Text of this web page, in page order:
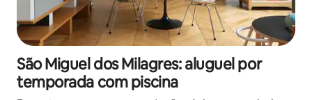
São Miguel dos Milagres: aluguel por
temporada com piscina